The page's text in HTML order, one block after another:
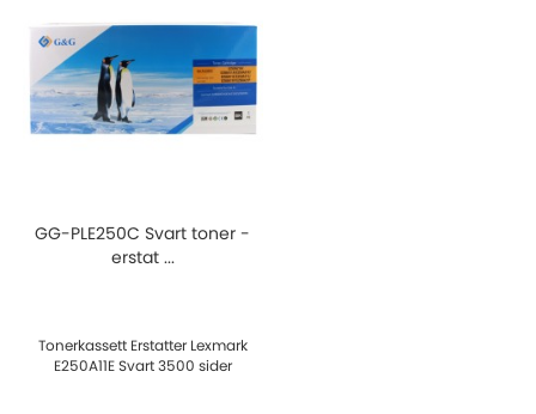
GG-PLE250C Svart toner -
erstat ...
Tonerkassett Erstatter Lexmark
E250A11E Svart 3500 sider